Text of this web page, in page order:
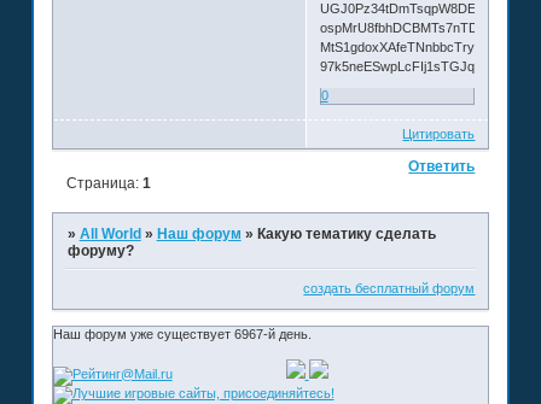
0
Цитировать
Ответить
Страница: 1
» All World » Наш форум » Какую тематику сделать
форуму?
создать бесплатный форум
Наш форум уже существует 6967-й день.